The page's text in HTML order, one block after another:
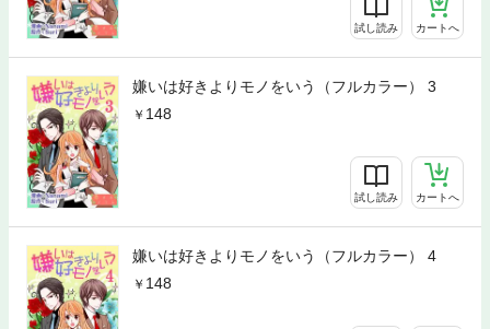
試し読み カートへ
嫌いは好きよりモノをいう（フルカラー） 3
148
試し読み カートへ
嫌いは好きよりモノをいう（フルカラー） 4
148